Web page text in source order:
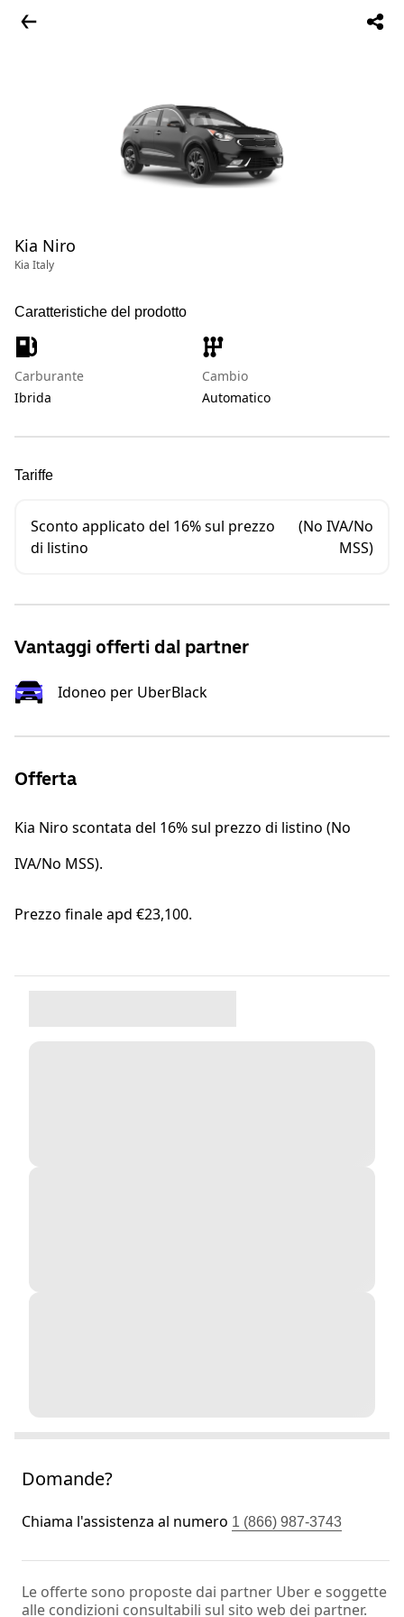
Kia Niro
Kia Italy
Caratteristiche del prodotto
Carburante
Ibrida
Cambio
Automatico
Tariffe
Sconto applicato del 16% sul prezzo
di listino
(No IVA/No
MSS)
Vantaggi offerti dal partner
Idoneo per UberBlack
Offerta
Kia Niro scontata del 16% sul prezzo di listino (No
IVA/No MSS).
Prezzo finale apd €23,100.
Domande?
Chiama l'assistenza al numero 1 (866) 987-3743
Le offerte sono proposte dai partner Uber e soggette
alle condizioni consultabili sul sito web dei partner.